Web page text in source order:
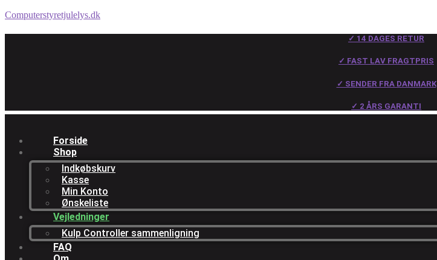
Computerstyretjulelys.dk
✓ 14 DAGES RETUR
✓ FAST LAV FRAGTPRIS
✓ SENDER FRA DANMARK
✓ 2 ÅRS GARANTI
Forside
Shop
Indkøbskurv
Kasse
Min Konto
Ønskeliste
Vejledninger
Kulp Controller sammenligning
FAQ